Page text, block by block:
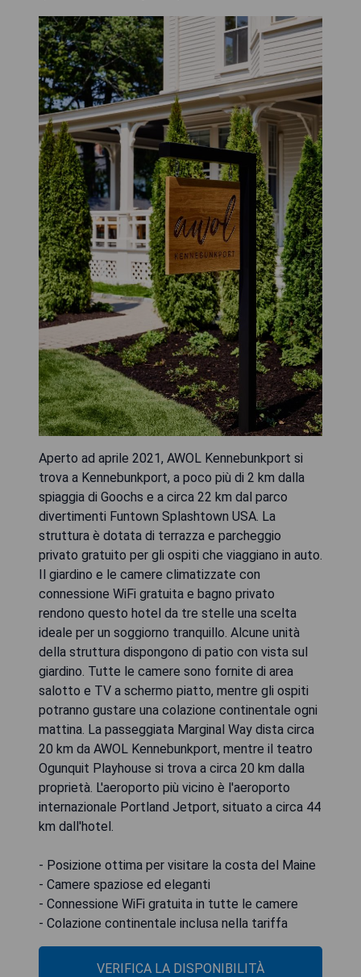
Aperto ad aprile 2021, AWOL Kennebunkport si
trova a Kennebunkport, a poco più di 2 km dalla
spiaggia di Goochs e a circa 22 km dal parco
divertimenti Funtown Splashtown USA. La
struttura è dotata di terrazza e parcheggio
privato gratuito per gli ospiti che viaggiano in auto.
Il giardino e le camere climatizzate con
connessione WiFi gratuita e bagno privato
rendono questo hotel da tre stelle una scelta
ideale per un soggiorno tranquillo. Alcune unità
della struttura dispongono di patio con vista sul
giardino. Tutte le camere sono fornite di area
salotto e TV a schermo piatto, mentre gli ospiti
potranno gustare una colazione continentale ogni
mattina. La passeggiata Marginal Way dista circa
20 km da AWOL Kennebunkport, mentre il teatro
Ogunquit Playhouse si trova a circa 20 km dalla
proprietà. L'aeroporto più vicino è l'aeroporto
internazionale Portland Jetport, situato a circa 44
km dall'hotel.
- Posizione ottima per visitare la costa del Maine
- Camere spaziose ed eleganti
- Connessione WiFi gratuita in tutte le camere
- Colazione continentale inclusa nella tariffa
VERIFICA LA DISPONIBILITÀ